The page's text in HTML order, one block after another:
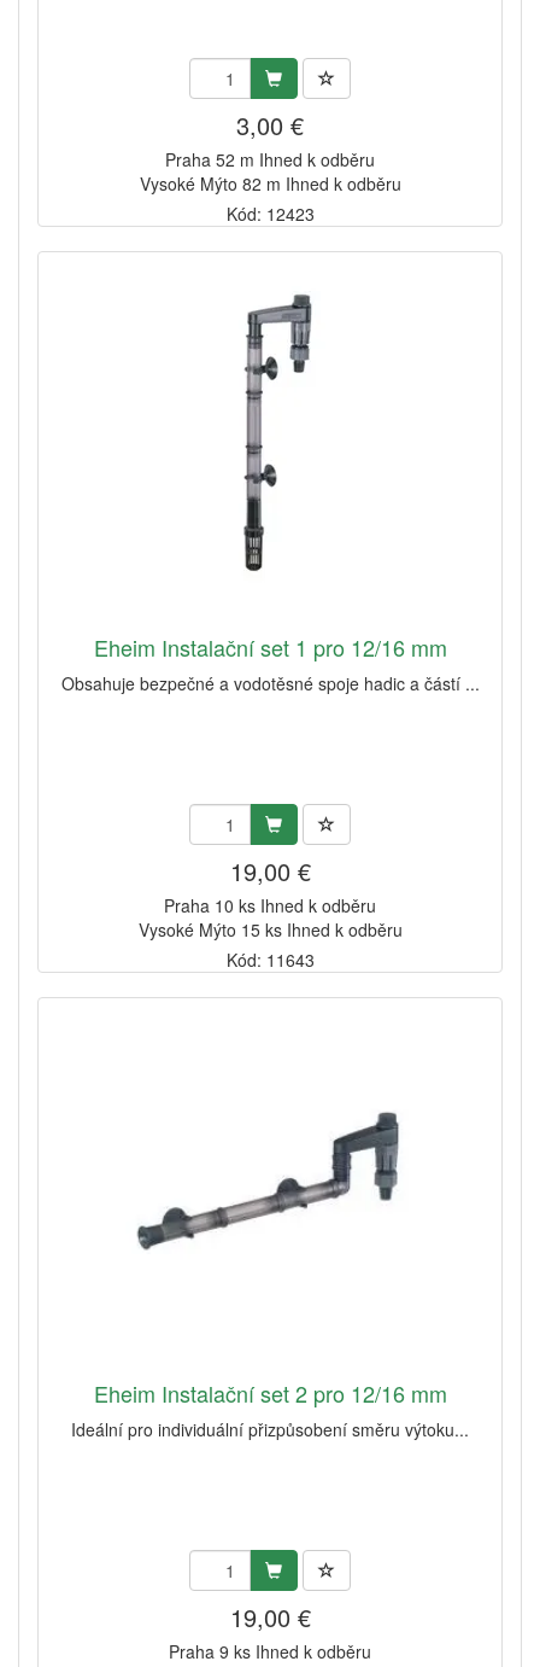
3,00 €
Praha 52 m Ihned k odběru
Vysoké Mýto 82 m Ihned k odběru
Kód: 12423
Eheim Instalační set 1 pro 12/16 mm
Obsahuje bezpečné a vodotěsné spoje hadic a částí ...
19,00 €
Praha 10 ks Ihned k odběru
Vysoké Mýto 15 ks Ihned k odběru
Kód: 11643
Eheim Instalační set 2 pro 12/16 mm
Ideální pro individuální přizpůsobení směru výtoku...
19,00 €
Praha 9 ks Ihned k odběru